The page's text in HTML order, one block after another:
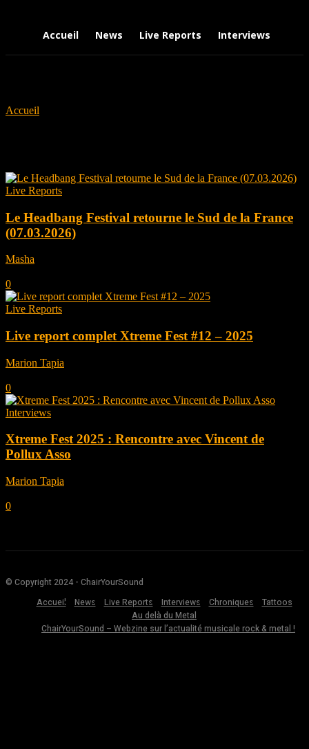
Accueil News Live Reports Interviews
Accueil
Live Reports
Le Headbang Festival retourne le Sud de la France
(07.03.2026)
Masha
0
Live Reports
Live report complet Xtreme Fest #12 – 2025
Marion Tapia
0
Interviews
Xtreme Fest 2025 : Rencontre avec Vincent de
Pollux Asso
Marion Tapia
0
© Copyright 2024 - ChairYourSound
Accueil
News Live Reports Interviews Chroniques
Tattoos
Au delà du Metal
ChairYourSound – Webzine sur l’actualité musicale rock & metal !